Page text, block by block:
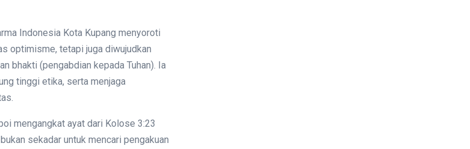
Indonesia Kota Kupang menyoroti
optimisme, tetapi juga diwujudkan
bhakti (pengabdian kepada Tuhan). Ia
tinggi etika, serta menjaga
mengangkat ayat dari Kolose 3:23
sekadar untuk mencari pengakuan